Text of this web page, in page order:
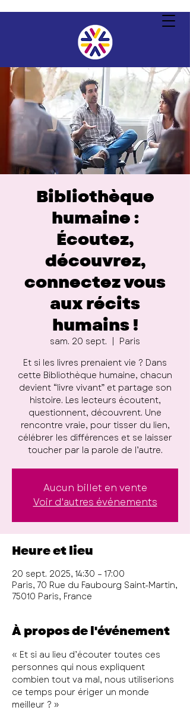
Bibliothèque
humaine :
Écoutez,
découvrez,
connectez vous
aux récits
humains !
sam. 20 sept.
Paris
Et si les livres prenaient vie ? Dans
cette Bibliothèque humaine, chacun
devient “livre vivant” et partage son
histoire. Les lecteurs écoutent,
questionnent, découvrent. Une
rencontre vraie, pour tisser du lien,
célébrer les différences et se laisser
toucher par la parole de l’autre.
Aucun billet en vente
Voir d'autres événements
Heure et lieu
20 sept. 2025, 14:30 – 17:00
Paris, 70 Rue du Faubourg Saint-Martin,
75010 Paris, France
À propos de l'événement
« Et si au lieu d’écouter toutes ces
personnes qui nous expliquent
combien tout va mal, nous utiliserions
ce temps pour ériger un monde
meilleur ? »